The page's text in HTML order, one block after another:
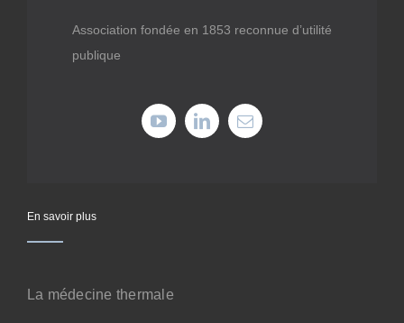
Recherche
Offres professionnelles
Cotiser
Faire un don
Association fondée en 1853 reconnue d’utilité
publique
En savoir plus
La médecine thermale